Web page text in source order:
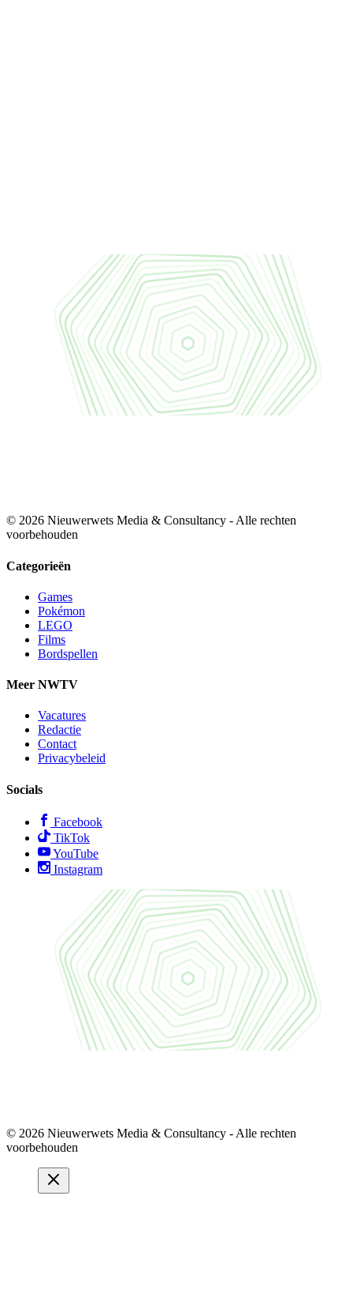
© 2026 Nieuwerwets Media & Consultancy - Alle rechten
voorbehouden
Categorieën
Games
Pokémon
LEGO
Films
Bordspellen
Meer NWTV
Vacatures
Redactie
Contact
Privacybeleid
Socials
Facebook
TikTok
YouTube
Instagram
© 2026 Nieuwerwets Media & Consultancy - Alle rechten
voorbehouden